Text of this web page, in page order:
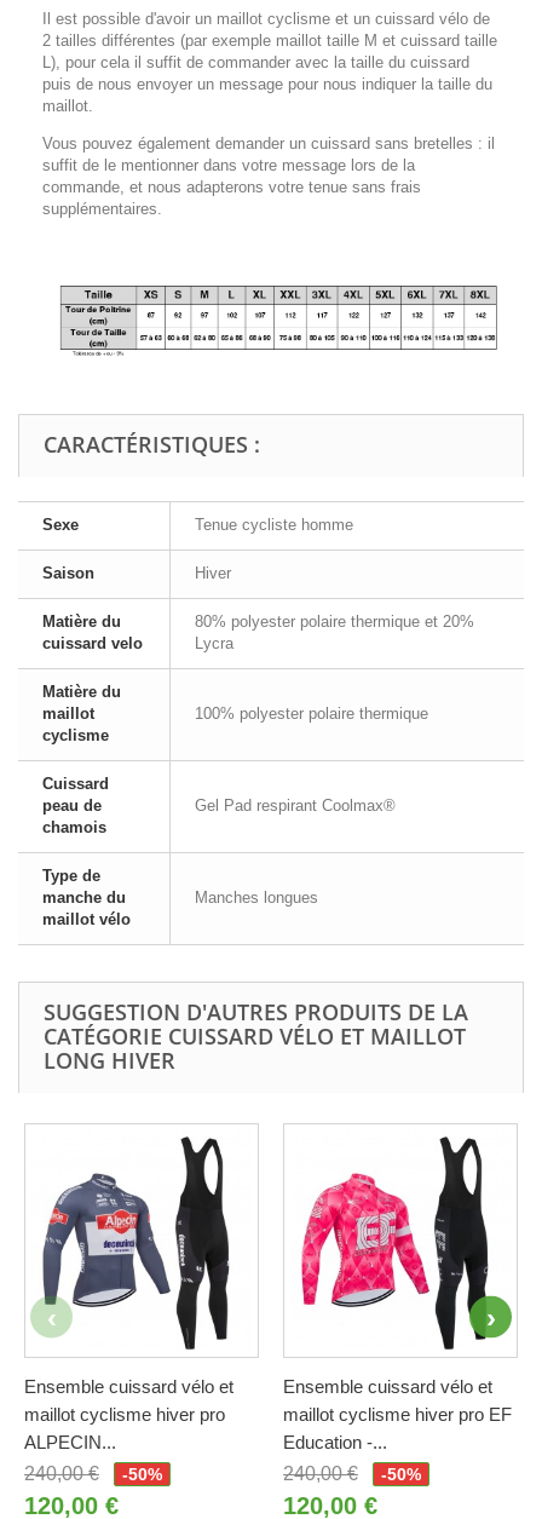
Il est possible d'avoir un maillot cyclisme et un cuissard vélo de
2 tailles différentes (par exemple maillot taille M et cuissard taille
L), pour cela il suffit de commander avec la taille du cuissard
puis de nous envoyer un message pour nous indiquer la taille du
maillot.
Vous pouvez également demander un cuissard sans bretelles : il
suffit de le mentionner dans votre message lors de la
commande, et nous adapterons votre tenue sans frais
supplémentaires.
CARACTÉRISTIQUES :
Sexe Tenue cycliste homme
Saison Hiver
Matière du
cuissard velo
80% polyester polaire thermique et 20%
Lycra
Matière du
maillot
cyclisme
100% polyester polaire thermique
Cuissard
peau de
chamois
Gel Pad respirant Coolmax®
Type de
manche du
maillot vélo
Manches longues
SUGGESTION D'AUTRES PRODUITS DE LA
CATÉGORIE CUISSARD VÉLO ET MAILLOT
LONG HIVER
Ensemble cuissard vélo et
maillot cyclisme hiver pro
ALPECIN...
240,00 €
-50%
120,00 €
Ensemble cuissard vélo et
maillot cyclisme hiver pro EF
Education -...
240,00 €
-50%
120,00 €